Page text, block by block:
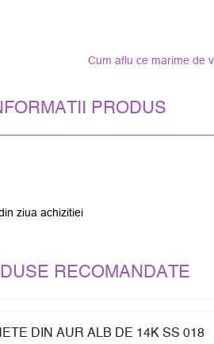
Cum aflu ce marime de
PRODUS
ziua achizitiei
RECOMANDATE
DIN AUR ALB DE 14K SS 018